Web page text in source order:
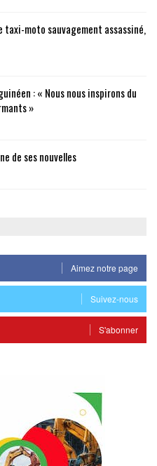
taxi-moto sauvagement assassiné,
: « Nous nous inspirons du
»
de ses nouvelles
Aimez notre page
Suivez-nous
S'abonner